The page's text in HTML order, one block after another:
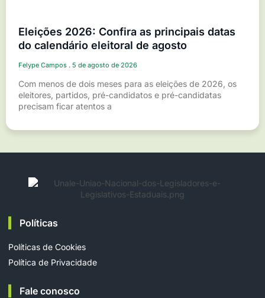
Eleições 2026: Confira as principais datas
do calendário eleitoral de agosto
Felype Campos 5 de agosto de 2026
Com menos de dois meses para as eleições de 2026, os
eleitores, partidos, pré-candidatos e pré-candidatas
precisam ficar atentos a
Políticas
Políticas de Cookies
Política de Privacidade
Fale conosco